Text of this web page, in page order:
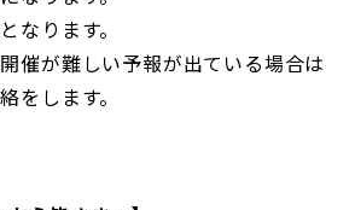
なります。
催が難しい予報が出ている場合は
をします。